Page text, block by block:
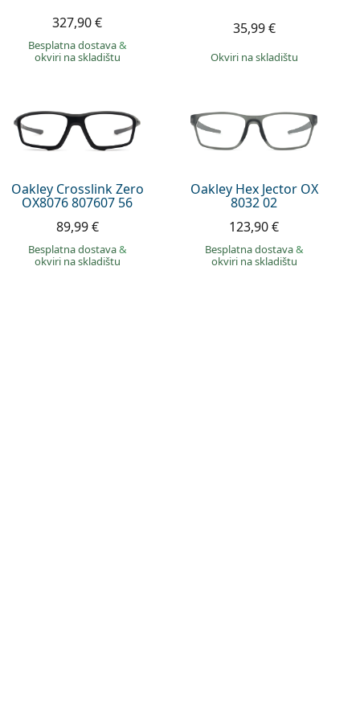
327,90 €
Besplatna dostava&
okviri na skladištu
35,99 €
okviri na skladištu
Oakley Crosslink Zero
OX8076 807607 56
89,99 €
Besplatna dostava&
okviri na skladištu
Oakley Hex Jector OX
8032 02
123,90 €
Besplatna dostava&
okviri na skladištu